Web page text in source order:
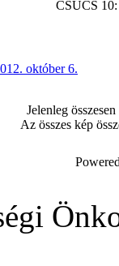
CSÚCS
október 6.
Jelenleg
Az összes kép